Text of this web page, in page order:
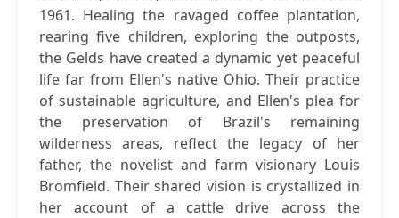
1961. Healing the ravaged coffee plantation,
rearing five children, exploring the outposts,
the Gelds have created a dynamic yet peaceful
life far from Ellen's native Ohio. Their practice
of sustainable agriculture, and Ellen's plea for
the preservation of Brazil's remaining
wilderness areas, reflect the legacy of her
father, the novelist and farm visionary Louis
Bromfield. Their shared vision is crystallized in
her account of a cattle drive across the